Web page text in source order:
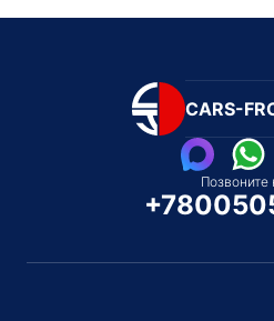
CARS-
Позвоните